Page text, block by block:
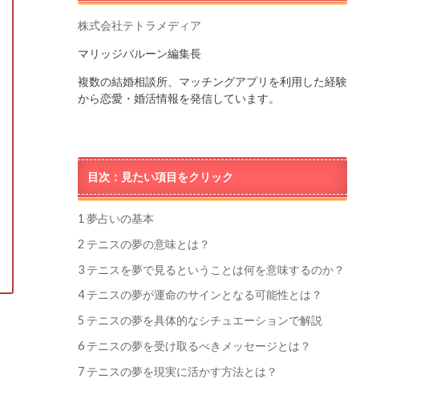
株式会社テトラメディア
マリッジバルーン編集長
複数の結婚相談所、マッチングアプリを利用した経験
から恋愛・婚活情報を発信しています。
目次：見たい項目をクリック
1 夢占いの基本
2 テニスの夢の意味とは？
3 テニスを夢で見るということは何を意味するのか？
4テニスの夢が運命のサインとなる可能性とは？
5 テニスの夢を具体的なシチュエーションで解説
6 テニスの夢を受け取るべきメッセージとは？
7 テニスの夢を現実に活かす方法とは？